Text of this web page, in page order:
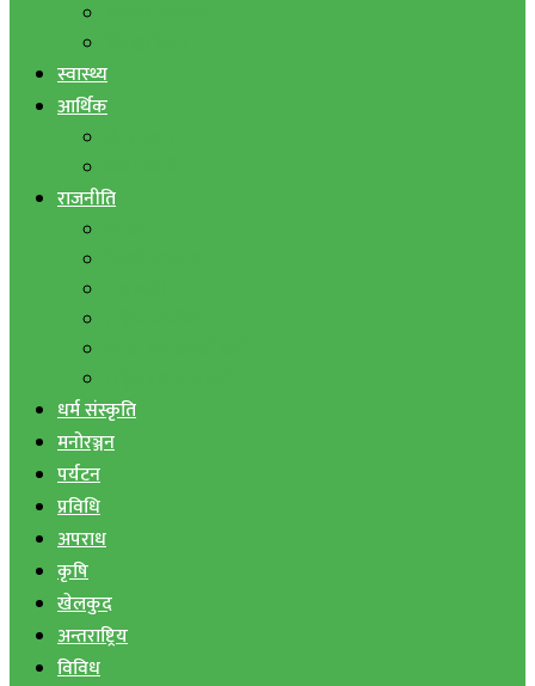
स्वास्थ्य
आर्थिक
राजनीति
धर्म संस्कृति
मनोरञ्जन
पर्यटन
प्रविधि
अपराध
कृषि
खेलकुद
अन्तराष्ट्रिय
विविध